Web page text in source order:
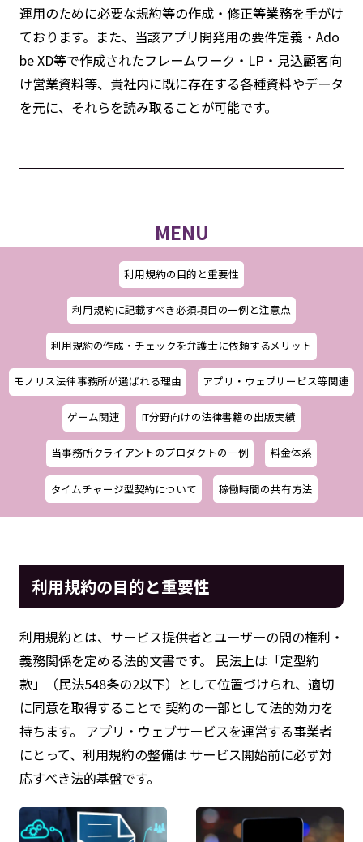
運用のために必要な規約等の作成・修正等業務を手がけ
ております。また、当該アプリ開発用の要件定義・Ado
be XD等で作成されたフレームワーク・LP・見込顧客向
け営業資料等、貴社内に既に存在する各種資料やデータ
を元に、それらを読み取ることが可能です。
MENU
利用規約の目的と重要性
利用規約に記載すべき必須項目の一例と注意点
利用規約の作成・チェックを弁護士に依頼するメリット
モノリス法律事務所が選ばれる理由 アプリ・ウェブサービス等関連
ゲーム関連 IT分野向けの法律書籍の出版実績
当事務所クライアントのプロダクトの一例 料金体系
タイムチャージ型契約について 稼働時間の共有方法
利用規約の目的と重要性
利用規約とは、サービス提供者とユーザーの間の権利・
義務関係を定める法的文書です。 民法上は「定型約
款」（民法548条の2以下）として位置づけられ、適切
に同意を取得することで 契約の一部として法的効力を
持ちます。 アプリ・ウェブサービスを運営する事業者
にとって、利用規約の整備は サービス開始前に必ず対
応すべき法的基盤です。